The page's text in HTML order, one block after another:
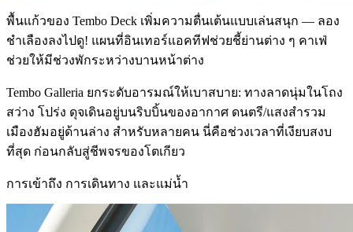
พื้นแก้วของ Tembo Deck เพิ่มความตื่นเต้นแบบเล่นสนุก — ลอง
ชำเลืองลงไปดู! แผนที่อินเทอร์แอคทีฟช่วยชี้ย่านต่าง ๆ คาเฟ่
ช่วยให้มีช่วงพักระหว่างบานหน้าต่าง
Tembo Galleria ยกระดับอารมณ์ให้เบาสบาย: ทางลาดนุ่มในโถง
สว่าง โปร่ง ดุจเดินอยู่บนริบบิ้นของอากาศ ดนตรี/แสงสำรวม
เมืองฮัมอยู่ด้านล่าง สำหรับหลายคน นี่คือช่วงเวลาที่เงียบสงบ
ที่สุด ก่อนกลับสู่ชีพจรของโตเกียว
การเข้าถึง การเดินทาง และแม่น้ำ